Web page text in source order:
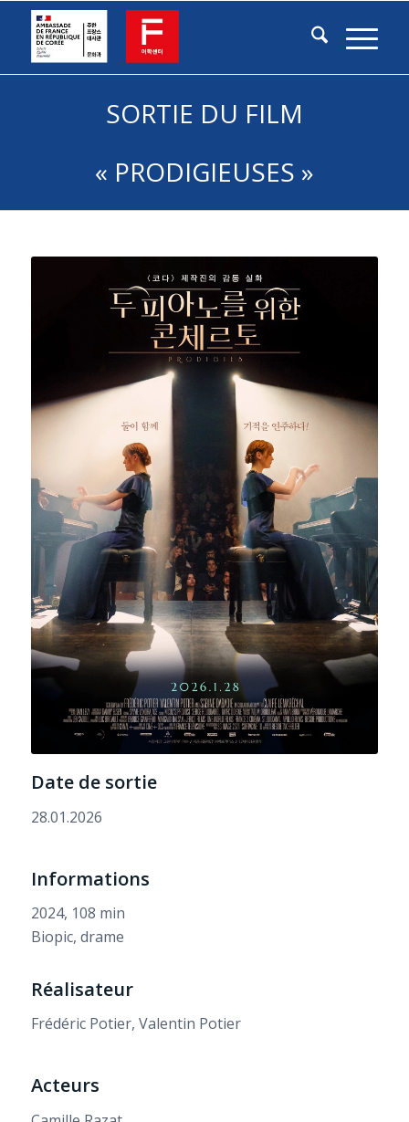
SORTIE DU FILM
« PRODIGIEUSES »
Date de sortie
28.01.2026
Informations
2024, 108 min
Biopic, drame
Réalisateur
Frédéric Potier, Valentin Potier
Acteurs